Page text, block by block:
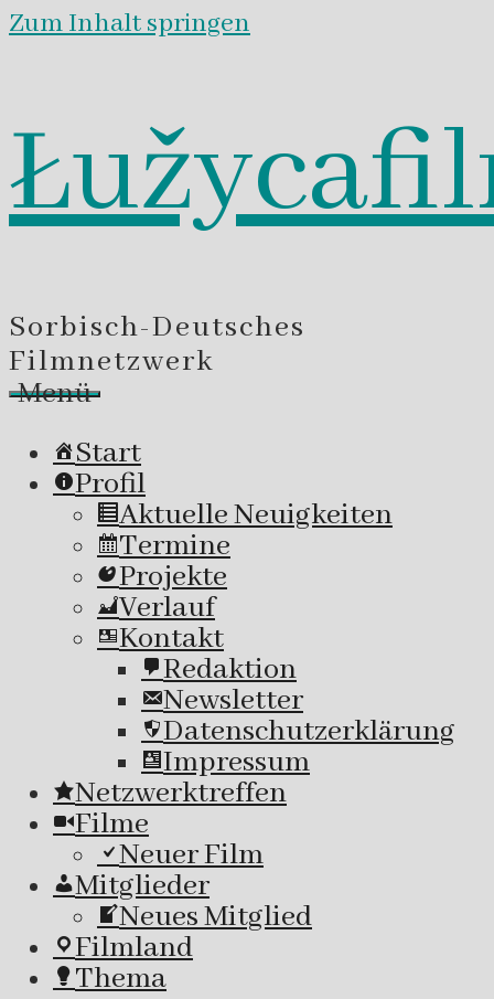
Zum Inhalt springen
Sorbisch-Deutsches
Filmnetzwerk
Menü
Start
Profil
Aktuelle Neuigkeiten
Termine
Projekte
Verlauf
Kontakt
Redaktion
Newsletter
Datenschutzerklärung
Impressum
Netzwerktreffen
Filme
Neuer Film
Mitglieder
Neues Mitglied
Filmland
Thema